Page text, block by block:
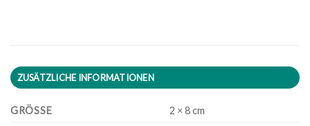
ZUSÄTZLICHE INFORMATIONEN
GRÖSSE 2 × 8 cm